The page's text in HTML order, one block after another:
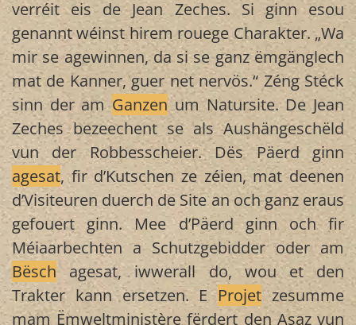
verréit eis de Jean Zeches. Si ginn esou
genannt wéinst hirem rouege Charakter. „Wa
mir se agewinnen, da si se ganz ëmgänglech
mat de Kanner, guer net nervös.“ Zéng Stéck
sinn der amGanzenum Natursite. De Jean
Zeches bezeechent se als Aushängeschëld
vun der Robbesscheier. Dës Päerd ginn
agesat, fir d’Kutschen ze zéien, mat deenen
d’Visiteuren duerch de Site an och ganz eraus
gefouert ginn. Mee d’Päerd ginn och fir
Méiaarbechten a Schutzgebidder oder am
Bëschagesat, iwwerall do, wou et den
Trakter kann ersetzen. EProjetzesumme
mam Ëmweltministère fërdert den Asaz vun